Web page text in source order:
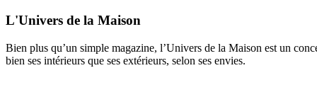
L'Univers de la Maison
Bien plus qu’un simple magazine, l’Univers de la Maison est un
bien ses intérieurs que ses extérieurs, selon ses envies.